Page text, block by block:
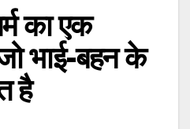
का एक
जो भाई-बहन के
है